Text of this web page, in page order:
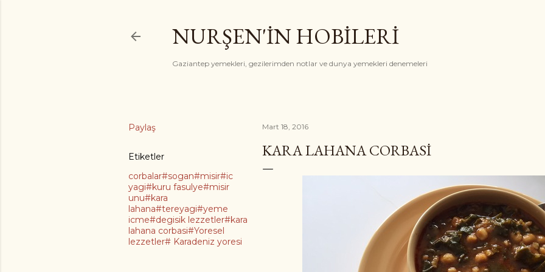
NURŞEN'İN HOBİLERİ
Gaziantep yemekleri, gezilerimden notlar ve dunya yemekleri denemeleri
Paylaş
Etiketler
corbalar#sogan#misir#ic
yagi#kuru fasulye#misir
unu#kara
lahana#tereyagi#yeme
icme#degisik lezzetler#kara
lahana corbasi#Yoresel
lezzetler# Karadeniz yoresi
Mart 18, 2016
KARA LAHANA CORBASI